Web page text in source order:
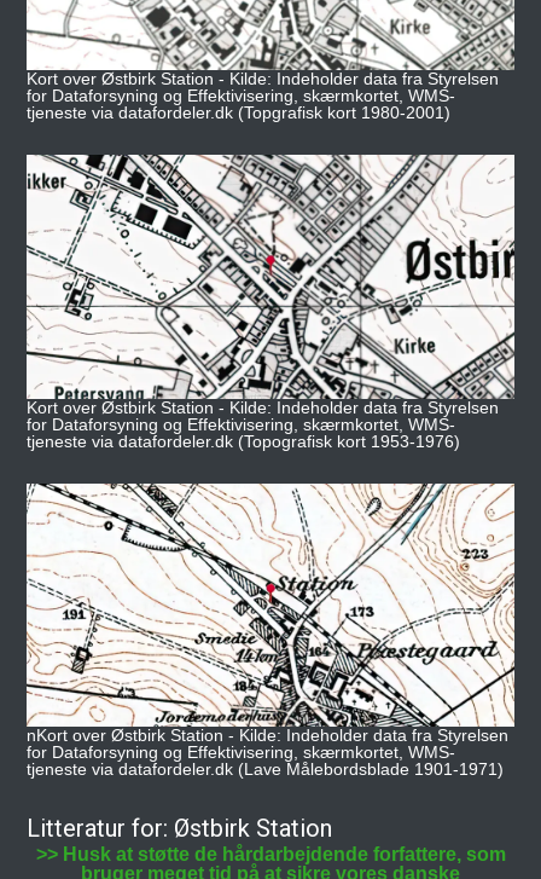
Kort over Østbirk Station - Kilde: Indeholder data fra Styrelsen
for Dataforsyning og Effektivisering, skærmkortet, WMS-
tjeneste via datafordeler.dk (Topgrafisk kort 1980-2001)
Kort over Østbirk Station - Kilde: Indeholder data fra Styrelsen
for Dataforsyning og Effektivisering, skærmkortet, WMS-
tjeneste via datafordeler.dk (Topografisk kort 1953-1976)
nKort over Østbirk Station - Kilde: Indeholder data fra Styrelsen
for Dataforsyning og Effektivisering, skærmkortet, WMS-
tjeneste via datafordeler.dk (Lave Målebordsblade 1901-1971)
Litteratur for: Østbirk Station
>> Husk at støtte de hårdarbejdende forfattere, som
bruger meget tid på at sikre vores danske